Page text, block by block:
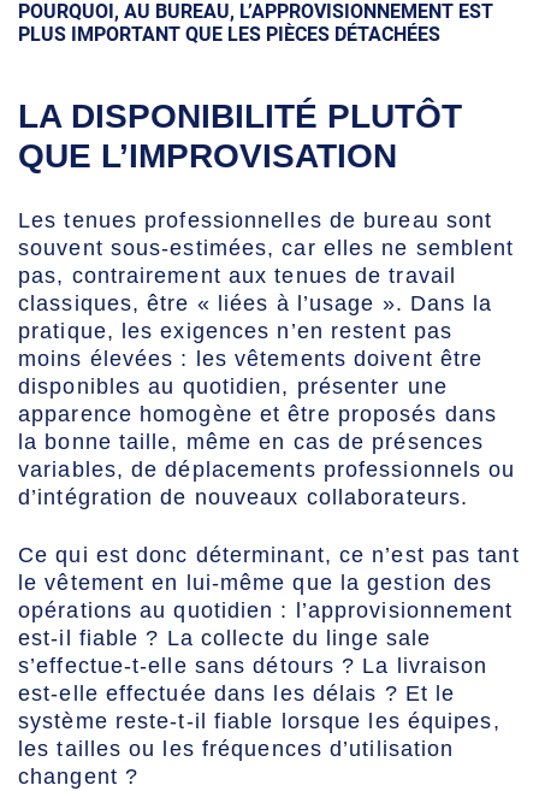
POURQUOI, AU BUREAU, L’APPROVISIONNEMENT EST
PLUS IMPORTANT QUE LES PIÈCES DÉTACHÉES
LA DISPONIBILITÉ PLUTÔT
QUE L’IMPROVISATION
Les tenues professionnelles de bureau sont
souvent sous-estimées, car elles ne semblent
pas, contrairement aux tenues de travail
classiques, être « liées à l’usage ». Dans la
pratique, les exigences n’en restent pas
moins élevées : les vêtements doivent être
disponibles au quotidien, présenter une
apparence homogène et être proposés dans
la bonne taille, même en cas de présences
variables, de déplacements professionnels ou
d’intégration de nouveaux collaborateurs.
Ce qui est donc déterminant, ce n’est pas tant
le vêtement en lui-même que la gestion des
opérations au quotidien : l’approvisionnement
est-il fiable ? La collecte du linge sale
s’effectue-t-elle sans détours ? La livraison
est-elle effectuée dans les délais ? Et le
système reste-t-il fiable lorsque les équipes,
les tailles ou les fréquences d’utilisation
changent ?